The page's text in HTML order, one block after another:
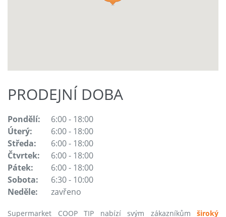
PRODEJNÍ DOBA
Pondělí:
6:00 - 18:00
Úterý:
6:00 - 18:00
Středa:
6:00 - 18:00
Čtvrtek:
6:00 - 18:00
Pátek:
6:00 - 18:00
Sobota:
6:30 - 10:00
Neděle:
zavřeno
Supermarket COOP TIP nabízí svým zákazníkům široký